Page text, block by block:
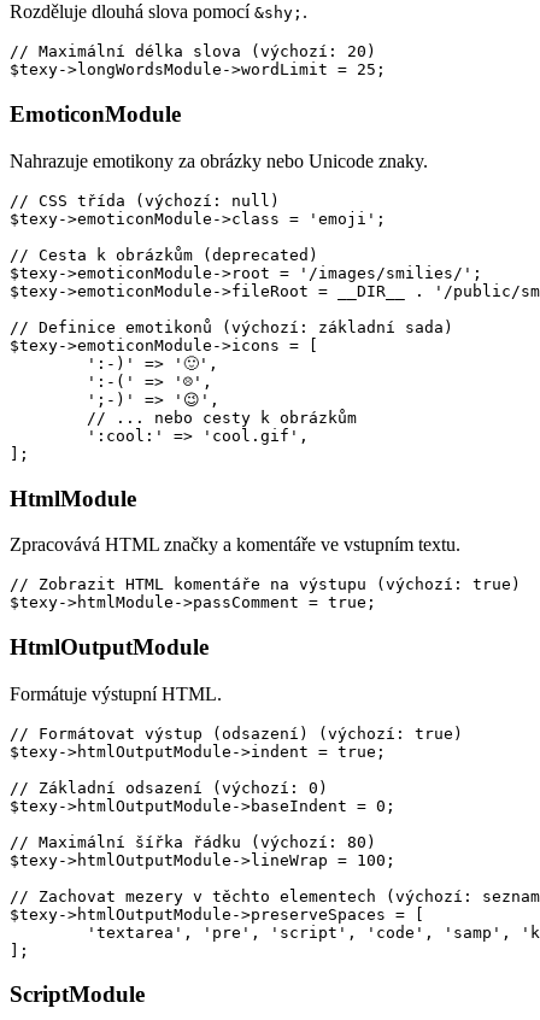
Rozděluje dlouhá slova pomocí &shy; .
// Maximální délka slova (výchozí: 20)
EmoticonModule
Nahrazuje emotikony za obrázky nebo Unicode znaky.
// CSS třída (výchozí: null)
$texy->emoticonModule->class = 'emoji';
// Cesta k obrázkům (deprecated)
$texy->emoticonModule->root = '/images/smilies/';
$texy->emoticonModule->fileRoot = __DIR__ . '/public/
// Definice emotikonů (výchozí: základní sada)
$texy->emoticonModule->icons = [
HtmlModule
Zpracovává HTML značky a komentáře ve vstupním textu.
// Zobrazit HTML komentáře na výstupu (výchozí: true)
HtmlOutputModule
Formátuje výstupní HTML.
// Formátovat výstup (odsazení) (výchozí: true)
$texy->htmlOutputModule->indent = true;
// Základní odsazení (výchozí: 0)
$texy->htmlOutputModule->baseIndent = 0;
// Maximální šířka řádku (výchozí: 80)
$texy->htmlOutputModule->lineWrap = 100;
// Zachovat mezery v těchto elementech (výchozí:
$texy->htmlOutputModule->preserveSpaces = [
ScriptModule